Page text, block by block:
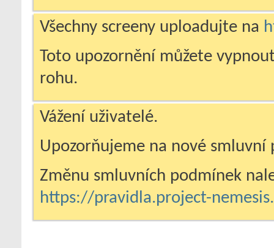
Všechny screeny uploadujte na
Toto upozornění můžete
rohu.
Vážení uživatelé.
Upozorňujeme na nové smluvní
Změnu smluvních podmínek
https://pravidla.project-